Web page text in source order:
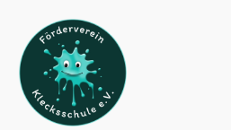
Inhalt
springen